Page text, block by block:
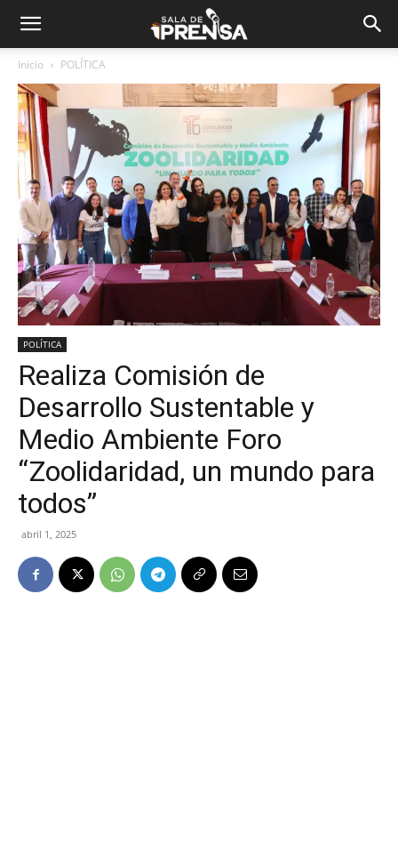
Inicio POLÍTICA
POLÍTICA
Realiza Comisión de
Desarrollo Sustentable y
Medio Ambiente Foro
“Zoolidaridad, un mundo para
todos”
abril 1, 2025